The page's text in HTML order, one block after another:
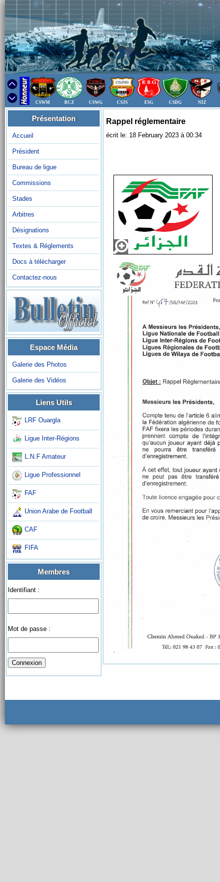
CSWM RCZ CSWG CSJS ESG CSDG NIZ
Présentation
Accueil
Président
Bureau de ligue
Commissions
Stades
Arbitres
Désignations
Textes & Réglements
Docs à télécharger
Contactez-nous
Espace Média
Galerie des Photos
Galerie des Vidéos
Liens Utils
LRF Ouargla
Ligue Inter-Régions
L.N.F Amateur
Ligue Professionnel
FAF
Union Arabe de Football
CAF
FIFA
Membres
Identifiant :
Mot de passe :
Rappel réglementaire
écrit le: 18 February 2023 à 00:34